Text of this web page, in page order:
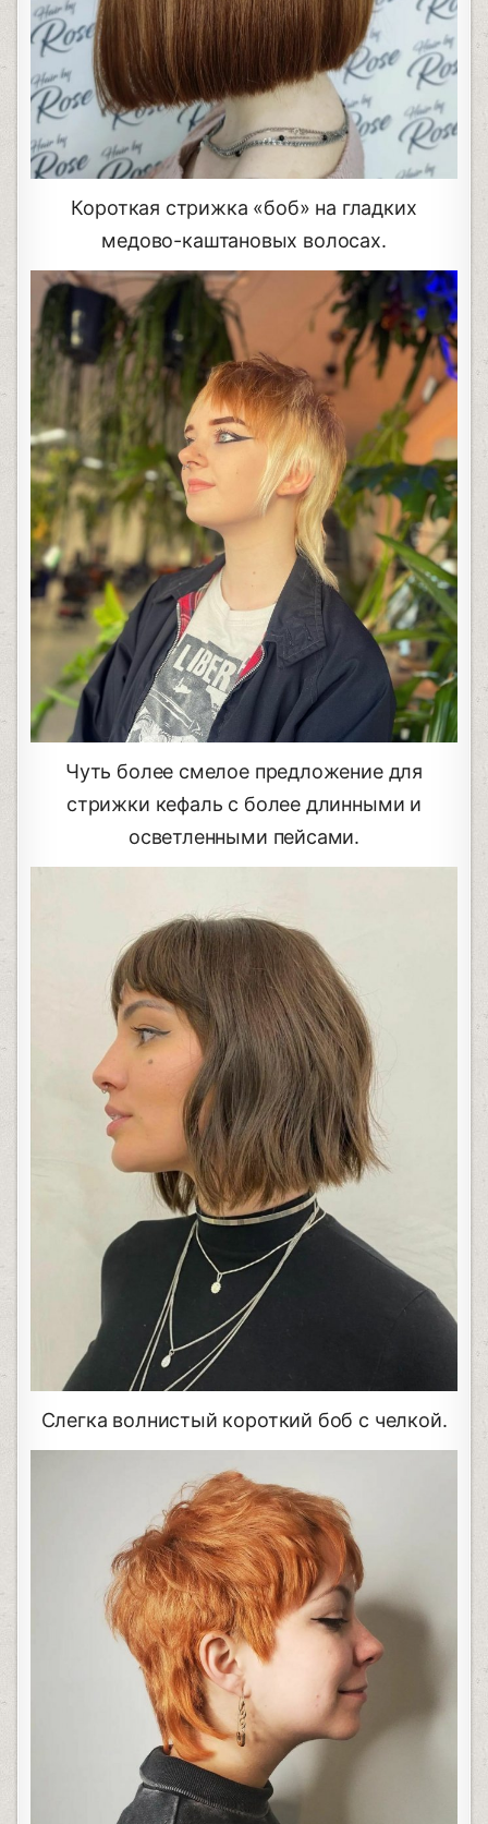
Короткая стрижка «боб» на гладких
медово-каштановых волосах.
Чуть более смелое предложение для
стрижки кефаль с более длинными и
осветленными пейсами.
Слегка волнистый короткий боб с челкой.